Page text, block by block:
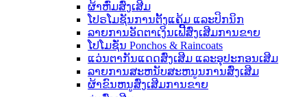
ຜ້າຫົ່ມສົ່ງເສີມ
ໂປຣໂມຊັນການຕັ້ງແຄ້ມ ແລະປິກນິກ
ລາຍການອັດຕາເງິນເຟີ້ສົ່ງເສີມການຂາຍ
ໂປໂມຊັ່ນ Ponchos & Raincoats
ແວ່ນຕາກັນແດດສົ່ງເສີມ ແລະອຸປະກອນເສີມ
ລາຍການສະຫນັບສະຫນູນການສົ່ງເສີມ
ຜ້າຂົນຫນູສົ່ງເສີມການຂາຍ